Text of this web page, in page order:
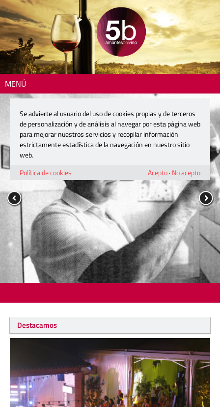
MENÚ
Destacamos
Se advierte al usuario del uso de cookies propias y de terceros
de personalización y de análisis al navegar por esta página web
para mejorar nuestros servicios y recopilar información
estrictamente estadística de la navegación en nuestro sitio
web.
Política de cookies
Acepto· No acepto